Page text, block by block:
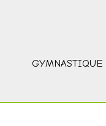
GYMNASTIQUE